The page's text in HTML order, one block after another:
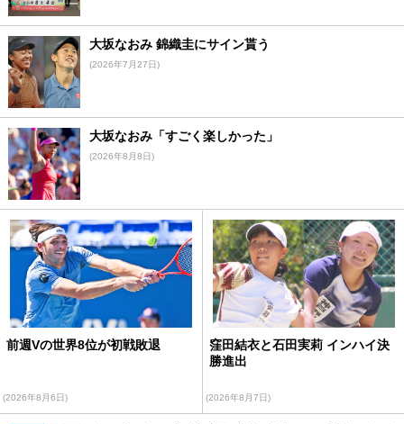
大坂なおみ 錦織圭にサイン貰う
(2026年7月27日)
大坂なおみ「すごく楽しかった」
(2026年8月8日)
前週Vの世界8位が初戦敗退
(2026年8月6日)
窪田結衣と石田実莉 インハイ決
勝進出
(2026年8月7日)